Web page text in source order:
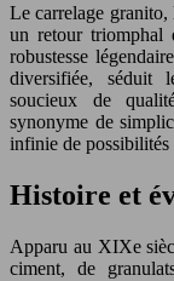
Le carrelage
un retour triomphal
robustesse
diversifiée, séduit
soucieux de
synonyme de
infinie de possibilités
Histoire et
Apparu au XIXe
ciment, de